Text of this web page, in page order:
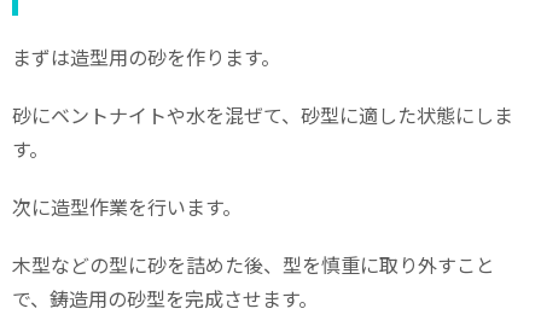
まずは造型用の砂を作ります。
砂にベントナイトや水を混ぜて、砂型に適した状態にしま
す。
次に造型作業を行います。
木型などの型に砂を詰めた後、型を慎重に取り外すこと
で、鋳造用の砂型を完成させます。